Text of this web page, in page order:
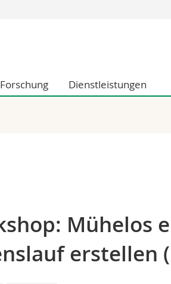
Fak.
Medien
Forschende
Forschung Dienstleistungen
Mühelos
erstellen